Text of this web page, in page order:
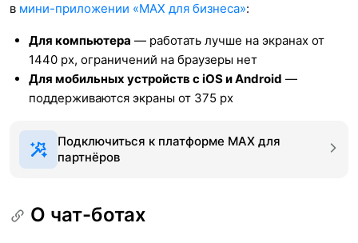
в мини-приложении «MAX для бизнеса»:
Для компьютера — работать лучше на экранах от
1440 px, ограничений на браузеры нет
Для мобильных устройств с iOS и Android —
поддерживаются экраны от 375 px
Подключиться к платформе MAX для
партнёров
О чат-ботах